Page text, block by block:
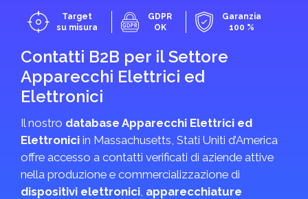
Target
su misura
GDPR
OK
Garanzia
100 %
Contatti B2B per il Settore
Apparecchi Elettrici ed
Elettronici
Il nostro database Apparecchi Elettrici ed
Elettronici in Massachusetts, Stati Uniti d’America
offre accesso a contatti verificati di aziende attive
nella produzione e commercializzazione di
dispositivi elettronici, apparecchiature